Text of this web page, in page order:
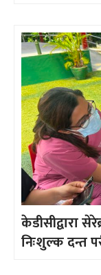
केडीसीद्वारा
निःशुल्क दन्त